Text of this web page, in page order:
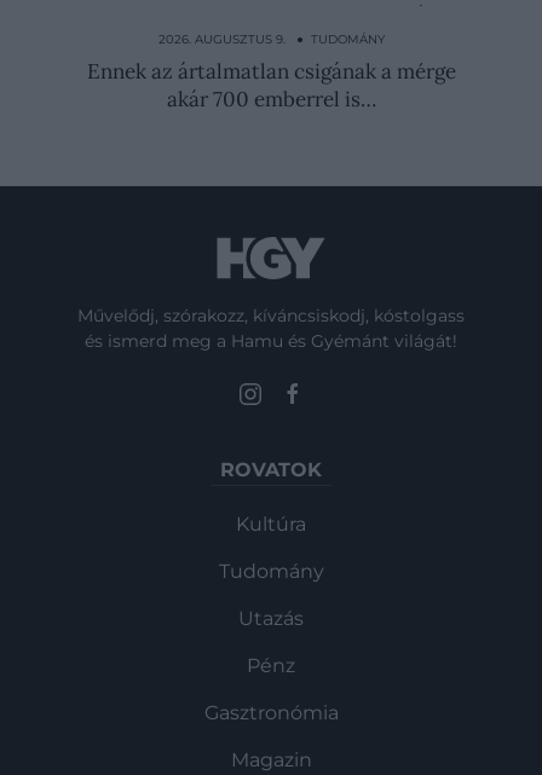
Ember-majom gyerekeket akart világra
hozni egy szovjet tudós
2026. AUGUSZTUS 9. ● TUDOMÁNY
Ennek az ártalmatlan csigának a mérge
akár 700 emberrel is…
Művelődj, szórakozz, kíváncsiskodj, kóstolgass
és ismerd meg a Hamu és Gyémánt világát!
ROVATOK
Kultúra
Tudomány
Utazás
Pénz
Gasztronómia
Magazin